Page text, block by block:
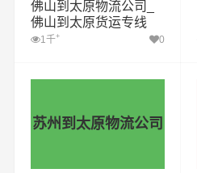
佛山到太原物流公司_
佛山到太原货运专线
1千+ 0
苏州到太原物流公司